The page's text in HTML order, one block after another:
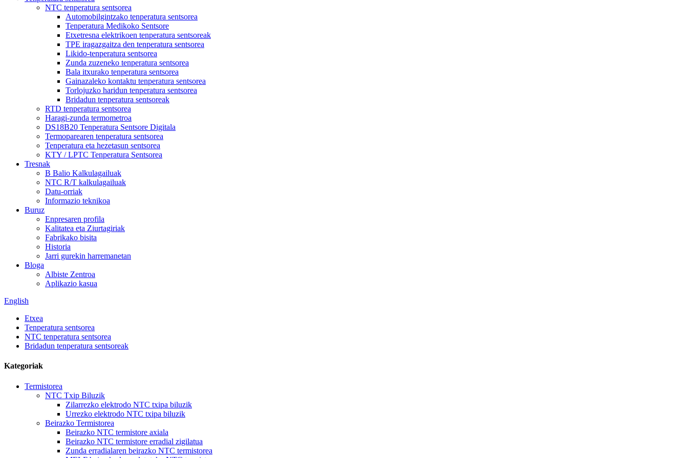
NTC tenperatura sentsorea
Automobilgintzako tenperatura sentsorea
Tenperatura Medikoko Sentsore
Etxetresna elektrikoen tenperatura sentsoreak
TPE iragazgaitza den tenperatura sentsorea
Likido-tenperatura sentsorea
Zunda zuzeneko tenperatura sentsorea
Bala itxurako tenperatura sentsorea
Gainazaleko kontaktu tenperatura sentsorea
Torlojuzko haridun tenperatura sentsorea
Bridadun tenperatura sentsoreak
RTD tenperatura sentsorea
Haragi-zunda termometroa
DS18B20 Tenperatura Sentsore Digitala
Termoparearen tenperatura sentsorea
Tenperatura eta hezetasun sentsorea
KTY / LPTC Tenperatura Sentsorea
Tresnak
B Balio Kalkulagailuak
NTC R/T kalkulagailuak
Datu-orriak
Informazio teknikoa
Buruz
Enpresaren profila
Kalitatea eta Ziurtagiriak
Fabrikako bisita
Historia
Jarri gurekin harremanetan
Bloga
Albiste Zentroa
Aplikazio kasua
English
Etxea
Tenperatura sentsorea
NTC tenperatura sentsorea
Bridadun tenperatura sentsoreak
Kategoriak
Termistorea
NTC Txip Biluzik
Zilarrezko elektrodo NTC txipa biluzik
Urrezko elektrodo NTC txipa biluzik
Beirazko Termistorea
Beirazko NTC termistore axiala
Beirazko NTC termistore erradial zigilatua
Zunda erradialaren beirazko NTC termistorea